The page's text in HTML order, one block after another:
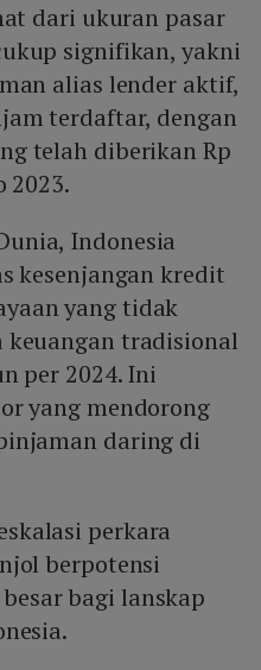
dari ukuran pasar
signifikan, yakni
alias lender aktif,
terdaftar, dengan
telah diberikan Rp
2023.
Indonesia
kesenjangan kredit
yang tidak
tradisional
per 2024. Ini
yang mendorong
daring di
perkara
berpotensi
bagi lanskap